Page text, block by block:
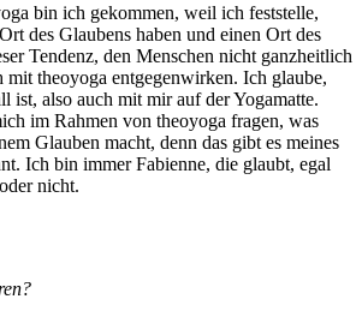
bin ich gekommen, weil ich feststelle,
des Glaubens haben und einen Ort des
Tendenz, den Menschen nicht ganzheitlich
mit theoyoga entgegenwirken. Ich glaube,
ist, also auch mit mir auf der Yogamatte.
im Rahmen von theoyoga fragen, was
Glauben macht, denn das gibt es meines
Ich bin immer Fabienne, die glaubt, egal
nicht.